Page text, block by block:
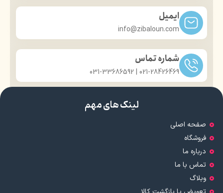
ایمیل
info@zibaloun.com
شماره تماس
021-28426469 | 031-33686592
لینک های مهم
صفحه اصلی
فروشگاه
درباره ما
تماس با ما
وبلاگ